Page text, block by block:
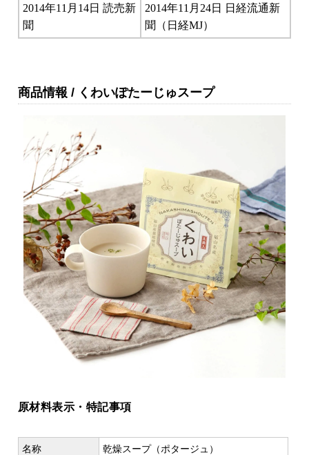
2014年11月14日 読売新
聞
2014年11月24日 日経流通新
聞（日経MJ）
商品情報 / くわいぽたーじゅスープ
原材料表示・特記事項
名称 乾燥スープ（ポタージュ）